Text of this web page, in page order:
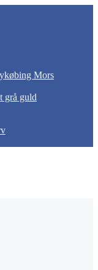
Mors
grå guld